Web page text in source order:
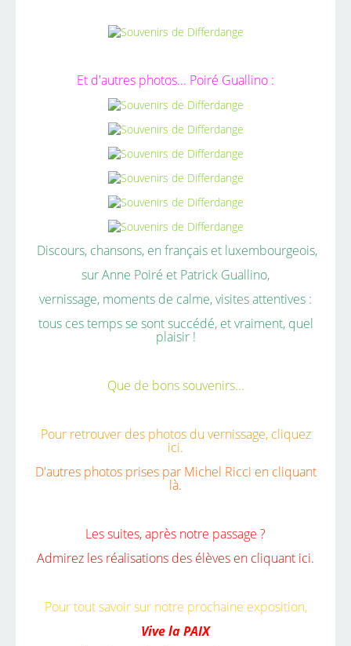
Et d'autres photos... Poiré Guallino :
Discours, chansons, en français et luxembourgeois,
sur Anne Poiré et Patrick Guallino,
vernissage, moments de calme, visites attentives :
tous ces temps se sont succédé, et vraiment, quel
plaisir !
Que de bons souvenirs...
Pour retrouver des photos du vernissage, cliquez
ici.
D'autres photos prises par Michel Ricci en cliquant
là.
Les suites, après notre passage ?
Admirez les réalisations des élèves en cliquant ici.
Pour tout savoir sur notre prochaine exposition,
Vive la PAIX